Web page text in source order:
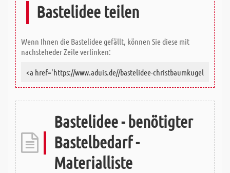
Bastelidee teilen
Wenn Ihnen die Bastelidee gefällt, können Sie diese mit
nachsteheder Zeile verlinken:
Bastelidee - benötigter
Bastelbedarf -
Materialliste